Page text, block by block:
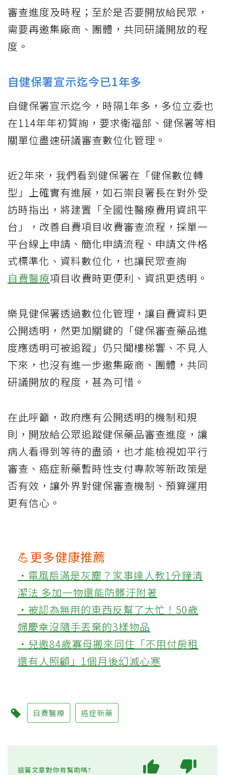
審查進度及時程；至於是否要開放給民眾，
需要再邀集廠商、團體，共同研議開放的程
度。
自健保署宣示迄今已1年多
自健保署宣示迄今，時隔1年多，多位立委也
在114年年初質詢，要求衛福部、健保署等相
關單位盡速研議審查數位化管理。
近2年來，我們看到健保署在「健保數位轉
型」上確實有進展，如石崇良署長在對外受
訪時指出，將建置「全國性醫療費用資訊平
台」，改善自費項目收費審查流程，採單一
平台線上申請、簡化申請流程、申請文件格
式標準化、資料數位化，也讓民眾查詢
自費醫療項目收費時更便利、資訊更透明。
樂見健保署透過數位化管理，讓自費資料更
公開透明，然更加關鍵的「健保審查藥品進
度應透明可被追蹤」仍只聞樓梯響、不見人
下來，也沒有進一步邀集廠商、團體，共同
研議開放的程度，甚為可惜。
在此呼籲，政府應有公開透明的機制和規
則，開放給公眾追蹤健保藥品審查進度，讓
病人看得到等待的盡頭，也才能檢視如平行
審查、癌症新藥暫時性支付專款等新政策是
否有效，讓外界對健保審查機制、預算運用
更有信心。
💪更多健康推薦
‧電風扇滿是灰塵？家事達人教1分鐘清
潔法 多加一物還能防髒汙附著
‧被認為無用的東西反幫了大忙！50歲
婦慶幸沒隨手丟棄的3樣物品
‧兒邀84歲寡母搬來同住「不用付房租
還有人照顧」1個月後幻滅心寒
自費醫療 癌症新藥
這篇文章對你有幫助嗎?